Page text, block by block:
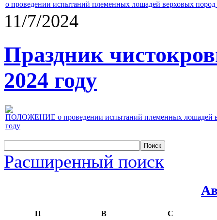
о проведении испытаний племенных лошадей верховых
11/7/2024
Праздник
2024 году
ПОЛОЖЕНИЕ о проведении испытаний племенных лошадей
году
Расширенный поиск
П В С